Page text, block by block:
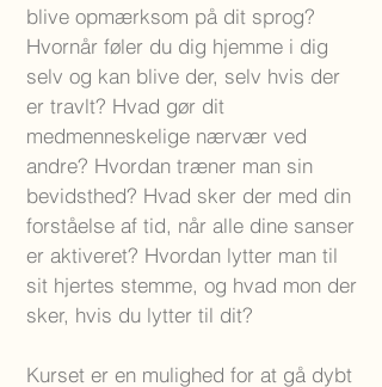
blive opmærksom på dit sprog?
Hvornår føler du dig hjemme i dig
selv og kan blive der, selv hvis der
er travlt? Hvad gør dit
medmenneskelige nærvær ved
andre? Hvordan træner man sin
bevidsthed? Hvad sker der med din
forståelse af tid, når alle dine sanser
er aktiveret? Hvordan lytter man til
sit hjertes stemme, og hvad mon der
sker, hvis du lytter til dit?
Kurset er en mulighed for at gå dybt